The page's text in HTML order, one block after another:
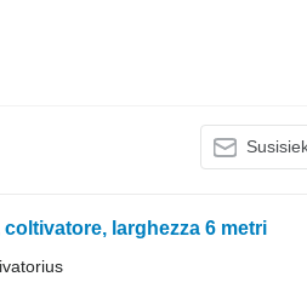
larghezza 6 metri